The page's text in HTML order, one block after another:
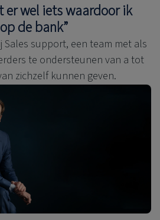
er wel iets waardoor ik
de bank”
support, een team met als
te ondersteunen van a tot
zichzelf kunnen geven.